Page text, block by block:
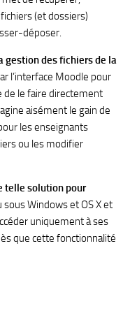
(et dossiers)
déposer.
gestion des fichiers de la
l’interface Moodle pour
de le faire directement
aisément le gain de
les enseignants
ou les modifier
telle solution pour
Windows et OS X et
uniquement à ses
que cette fonctionnalité